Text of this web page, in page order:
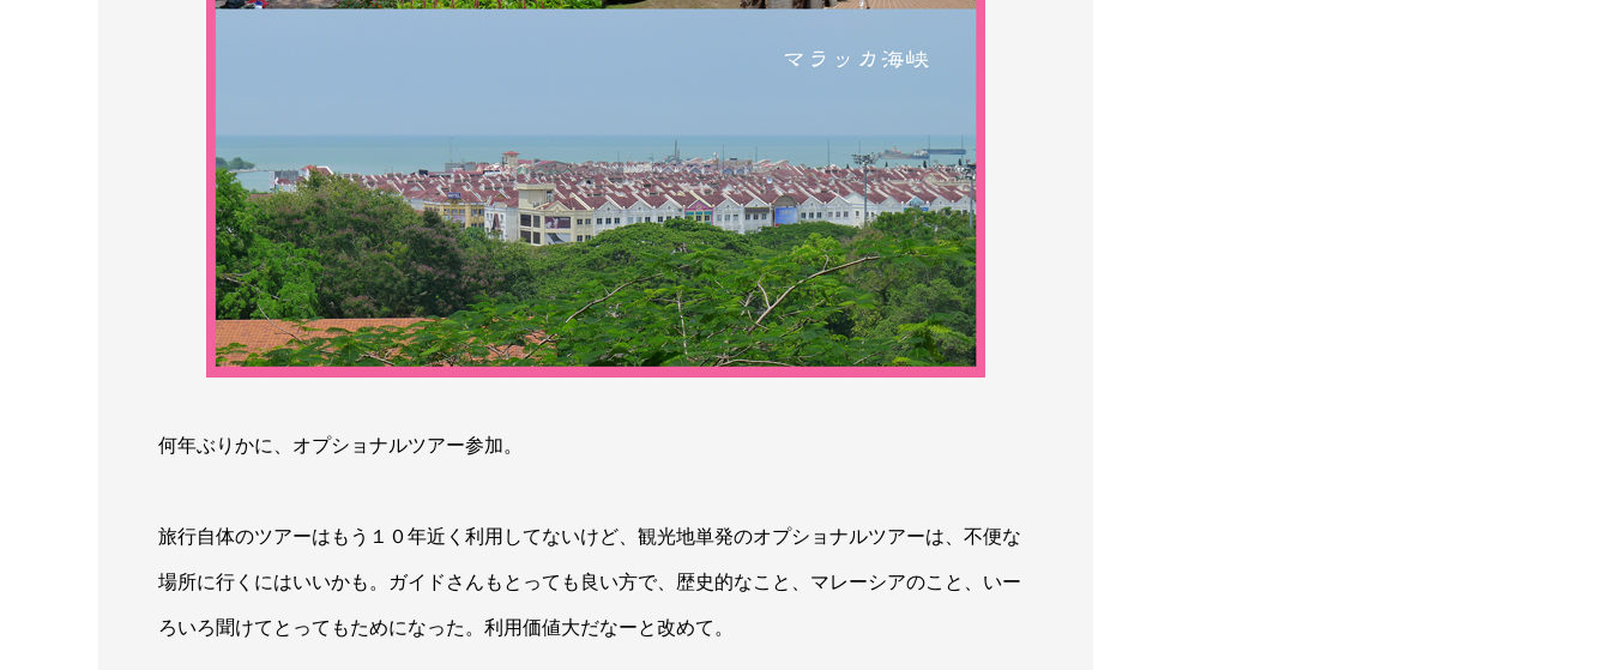
何年ぶりかに、オプショナルツアー参加。
旅行自体のツアーはもう１０年近く利用してないけど、観光地単発のオプショナルツアーは、不便な
場所に行くにはいいかも。ガイドさんもとっても良い方で、歴史的なこと、マレーシアのこと、いー
ろいろ聞けてとってもためになった。利用価値大だなーと改めて。